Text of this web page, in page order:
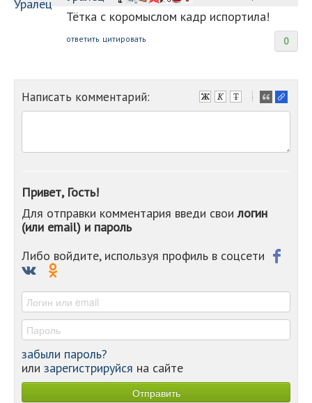
Тётка с коромыслом кадр испортила!
0
ответить цитировать
Написать комментарий:
-
-
-
-
-
Привет, Гость!
Для отправки комментария введи своилогин
(или email) и пароль
Либо войдите, используя профиль в соцсети
забыли пароль?
или зарегистрируйся на сайте